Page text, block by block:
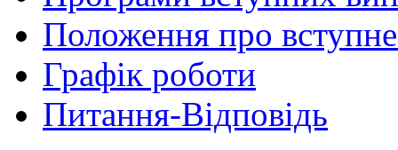
Положення про
Графік роботи
Питання-Відповідь